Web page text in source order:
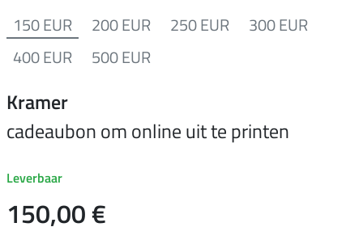
150 EUR
200 EUR 250 EUR
300 EUR
400 EUR
500 EUR
Kramer
cadeaubon om online uit te printen
Leverbaar
150,00 €